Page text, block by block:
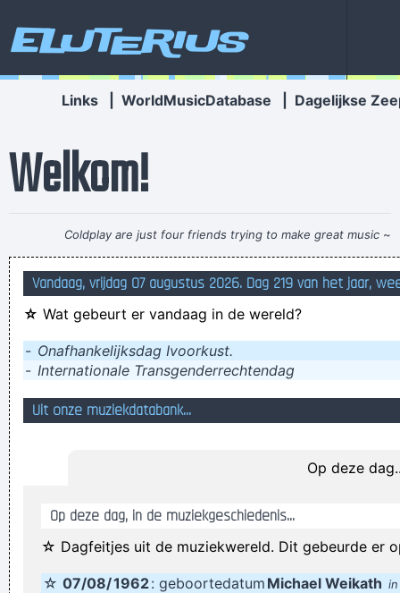
Eluterius
Links WorldMusicDatabase Dagelijkse
Welkom!
Coldplay are just four friends trying to make great music ~
Will Champion
Plat liggen met uitleg van een vriend. Het beste er is hihi
een kip legt haar ei nooit ver van de nest
ich stehe auf dem Schlauch
sebiet is vertrekken naar digischow nog eens wa vliegerke's
gaan kijken met uitleg
met de deur in de boter vallen
Haarspeld effen cognac, dit moet u onthouden van de rest
zuid amerikaanse vrouwen hebben vanaf hun 40ste meer
kans op struikelpartijen als gevolg van hangborsten
Vandaag, vrijdag 07 augustus 2026. Dag 219 van het jaar,
☆ Wat gebeurt er vandaag in de wereld?
- Onafhankelijksdag Ivoorkust.
- Internationale Transgenderrechtendag
Uit onze muziekdatabank...
Op deze
Op deze dag, in de muziekgeschiedenis...
☆ Dagfeitjes uit de muziekwereld. Dit gebeurde er
☆ 07/08/1962: geboortedatum Michael Weikath